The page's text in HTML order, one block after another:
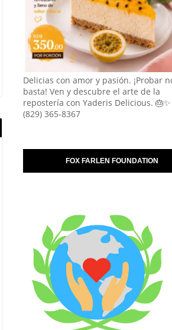
Delicias con amor y pasión. ¡Probar
basta! Ven y descubre el arte de la
repostería con Yaderis Delicious. 🎂✨
(829) 365-8367
FOX FARLEN FOUNDATION